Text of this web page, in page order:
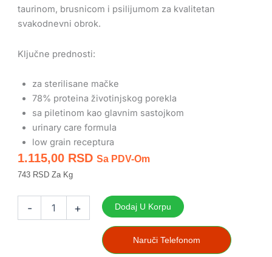
taurinom, brusnicom i psilijumom za kvalitetan
svakodnevni obrok.
Ključne prednosti:
za sterilisane mačke
78% proteina životinjskog porekla
sa piletinom kao glavnim sastojkom
urinary care formula
low grain receptura
1.115,00 RSD Sa PDV-Om
743 RSD Za Kg
- + Dodaj U Korpu
Naruči Telefonom